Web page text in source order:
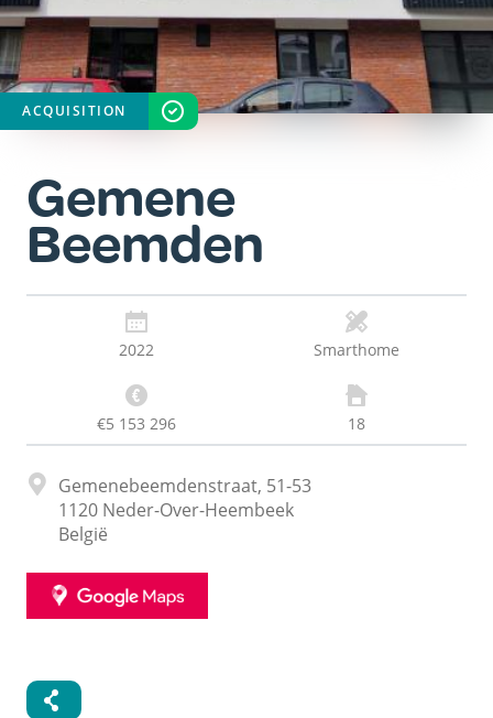
Gemene
Beemden
2022 Smarthome
€5 153 296 18
AdresGemenebeemdenstraat, 51-53
1120 Neder-Over-Heembeek
België
GOOGLE
ACQUISITION STAAT
VOLTOOID